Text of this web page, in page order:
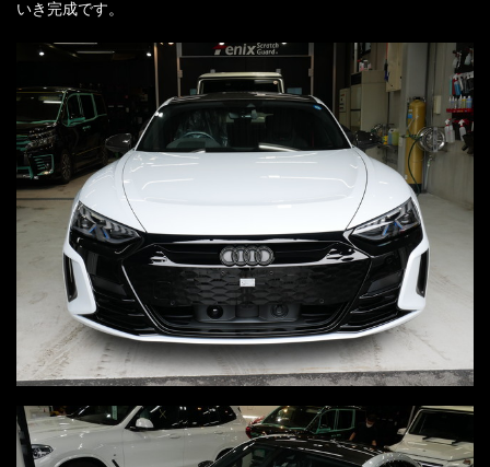
いき完成です。